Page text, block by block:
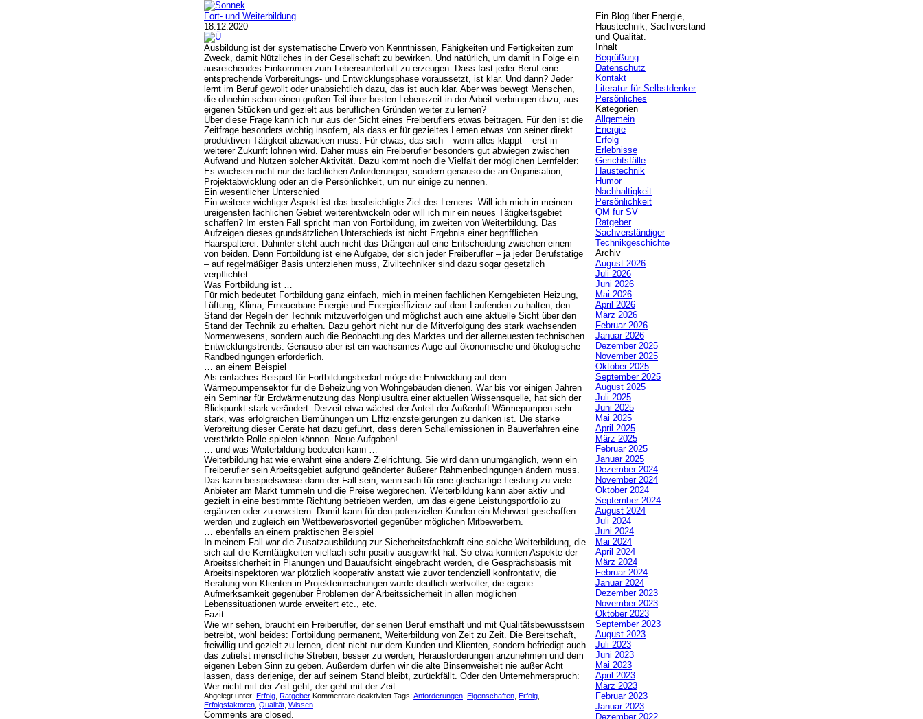
Fort- und Weiterbildung
18.12.2020
Ausbildung ist der systematische Erwerb von Kenntnissen, Fähigkeiten und Fertigkeiten zum
Zweck, damit Nützliches in der Gesellschaft zu bewirken. Und natürlich, um damit in Folge ein
ausreichendes Einkommen zum Lebensunterhalt zu erzeugen. Dass fast jeder Beruf eine
entsprechende Vorbereitungs- und Entwicklungsphase voraussetzt, ist klar. Und dann? Jeder
lernt im Beruf gewollt oder unabsichtlich dazu, das ist auch klar. Aber was bewegt Menschen,
die ohnehin schon einen großen Teil ihrer besten Lebenszeit in der Arbeit verbringen dazu, aus
eigenen Stücken und gezielt aus beruflichen Gründen weiter zu lernen?
Über diese Frage kann ich nur aus der Sicht eines Freiberuflers etwas beitragen. Für den ist die
Zeitfrage besonders wichtig insofern, als dass er für gezieltes Lernen etwas von seiner direkt
produktiven Tätigkeit abzwacken muss. Für etwas, das sich – wenn alles klappt – erst in
weiterer Zukunft lohnen wird. Daher muss ein Freiberufler besonders gut abwiegen zwischen
Aufwand und Nutzen solcher Aktivität. Dazu kommt noch die Vielfalt der möglichen Lernfelder:
Es wachsen nicht nur die fachlichen Anforderungen, sondern genauso die an Organisation,
Projektabwicklung oder an die Persönlichkeit, um nur einige zu nennen.
Ein wesentlicher Unterschied
Ein weiterer wichtiger Aspekt ist das beabsichtigte Ziel des Lernens: Will ich mich in meinem
ureigensten fachlichen Gebiet weiterentwickeln oder will ich mir ein neues Tätigkeitsgebiet
schaffen? Im ersten Fall spricht man von Fortbildung, im zweiten von Weiterbildung. Das
Aufzeigen dieses grundsätzlichen Unterschieds ist nicht Ergebnis einer begrifflichen
Haarspalterei. Dahinter steht auch nicht das Drängen auf eine Entscheidung zwischen einem
von beiden. Denn Fortbildung ist eine Aufgabe, der sich jeder Freiberufler – ja jeder Berufstätige
– auf regelmäßiger Basis unterziehen muss, Ziviltechniker sind dazu sogar gesetzlich
verpflichtet.
Was Fortbildung ist …
Für mich bedeutet Fortbildung ganz einfach, mich in meinen fachlichen Kerngebieten Heizung,
Lüftung, Klima, Erneuerbare Energie und Energieeffizienz auf dem Laufenden zu halten, den
Stand der Regeln der Technik mitzuverfolgen und möglichst auch eine aktuelle Sicht über den
Stand der Technik zu erhalten. Dazu gehört nicht nur die Mitverfolgung des stark wachsenden
Normenwesens, sondern auch die Beobachtung des Marktes und der allerneuesten technischen
Entwicklungstrends. Genauso aber ist ein wachsames Auge auf ökonomische und ökologische
Randbedingungen erforderlich.
… an einem Beispiel
Als einfaches Beispiel für Fortbildungsbedarf möge die Entwicklung auf dem
Wärmepumpensektor für die Beheizung von Wohngebäuden dienen. War bis vor einigen Jahren
ein Seminar für Erdwärmenutzung das Nonplusultra einer aktuellen Wissensquelle, hat sich der
Blickpunkt stark verändert: Derzeit etwa wächst der Anteil der Außenluft-Wärmepumpen sehr
stark, was erfolgreichen Bemühungen um Effizienzsteigerungen zu danken ist. Die starke
Verbreitung dieser Geräte hat dazu geführt, dass deren Schallemissionen in Bauverfahren eine
verstärkte Rolle spielen können. Neue Aufgaben!
… und was Weiterbildung bedeuten kann …
Weiterbildung hat wie erwähnt eine andere Zielrichtung. Sie wird dann unumgänglich, wenn ein
Freiberufler sein Arbeitsgebiet aufgrund geänderter äußerer Rahmenbedingungen ändern muss.
Das kann beispielsweise dann der Fall sein, wenn sich für eine gleichartige Leistung zu viele
Anbieter am Markt tummeln und die Preise wegbrechen. Weiterbildung kann aber aktiv und
gezielt in eine bestimmte Richtung betrieben werden, um das eigene Leistungsportfolio zu
ergänzen oder zu erweitern. Damit kann für den potenziellen Kunden ein Mehrwert geschaffen
werden und zugleich ein Wettbewerbsvorteil gegenüber möglichen Mitbewerbern.
… ebenfalls an einem praktischen Beispiel
In meinem Fall war die Zusatzausbildung zur Sicherheitsfachkraft eine solche Weiterbildung, die
sich auf die Kerntätigkeiten vielfach sehr positiv ausgewirkt hat. So etwa konnten Aspekte der
Arbeitssicherheit in Planungen und Bauaufsicht eingebracht werden, die Gesprächsbasis mit
Arbeitsinspektoren war plötzlich kooperativ anstatt wie zuvor tendenziell konfrontativ, die
Beratung von Klienten in Projekteinreichungen wurde deutlich wertvoller, die eigene
Aufmerksamkeit gegenüber Problemen der Arbeitssicherheit in allen möglichen
Lebenssituationen wurde erweitert etc., etc.
Fazit
Wie wir sehen, braucht ein Freiberufler, der seinen Beruf ernsthaft und mit Qualitätsbewusstsein
betreibt, wohl beides: Fortbildung permanent, Weiterbildung von Zeit zu Zeit. Die Bereitschaft,
freiwillig und gezielt zu lernen, dient nicht nur dem Kunden und Klienten, sondern befriedigt auch
das zutiefst menschliche Streben, besser zu werden, Herausforderungen anzunehmen und dem
eigenen Leben Sinn zu geben. Außerdem dürfen wir die alte Binsenweisheit nie außer Acht
lassen, dass derjenige, der auf seinem Stand bleibt, zurückfällt. Oder den Unternehmerspruch:
Wer nicht mit der Zeit geht, der geht mit der Zeit …
Abgelegt unter: Erfolg Ratgeber Kommentare deaktiviert Tags: Anforderungen Eigenschaften Erfolg
Erfolgsfaktoren Qualität Wissen
Comments are closed.
Ein Blog über Energie,
Haustechnik, Sachverstand
und Qualität.
Inhalt
Begrüßung
Datenschutz
Kontakt
Literatur für Selbstdenker
Persönliches
Kategorien
Allgemein
Energie
Erfolg
Erlebnisse
Gerichtsfälle
Haustechnik
Humor
Nachhaltigkeit
Persönlichkeit
QM für SV
Ratgeber
Sachverständiger
Technikgeschichte
Archiv
August 2026
Juli 2026
Juni 2026
Mai 2026
April 2026
März 2026
Februar 2026
Januar 2026
Dezember 2025
November 2025
Oktober 2025
September 2025
August 2025
Juli 2025
Juni 2025
Mai 2025
April 2025
März 2025
Februar 2025
Januar 2025
Dezember 2024
November 2024
Oktober 2024
September 2024
August 2024
Juli 2024
Juni 2024
Mai 2024
April 2024
März 2024
Februar 2024
Januar 2024
Dezember 2023
November 2023
Oktober 2023
September 2023
August 2023
Juli 2023
Juni 2023
Mai 2023
April 2023
März 2023
Februar 2023
Januar 2023
Dezember 2022